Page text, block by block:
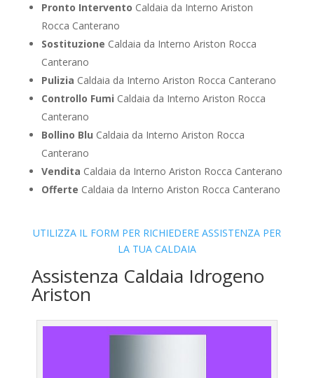
Pronto Intervento Caldaia da Interno Ariston
Rocca Canterano
Sostituzione Caldaia da Interno Ariston Rocca
Canterano
Pulizia Caldaia da Interno Ariston Rocca Canterano
Controllo Fumi Caldaia da Interno Ariston Rocca
Canterano
Bollino Blu Caldaia da Interno Ariston Rocca
Canterano
Vendita Caldaia da Interno Ariston Rocca Canterano
Offerte Caldaia da Interno Ariston Rocca Canterano
UTILIZZA IL FORM PER RICHIEDERE ASSISTENZA PER
LA TUA CALDAIA
Assistenza Caldaia Idrogeno
Ariston